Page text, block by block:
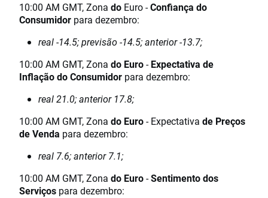
10:00 AM GMT, Zona do Euro -Confiança do
Consumidor para dezembro:
real -14.5; previsão -14.5; anterior -13.7;
10:00 AM GMT, Zona do Euro-Expectativa de
Inflação do Consumidor para dezembro:
real 21.0; anterior 17.8;
10:00 AM GMT, Zona do Euro- Expectativa de Preços
de Venda para dezembro:
real 7.6; anterior 7.1;
10:00 AM GMT, Zona do Euro-Sentimento dos
Serviços para dezembro: